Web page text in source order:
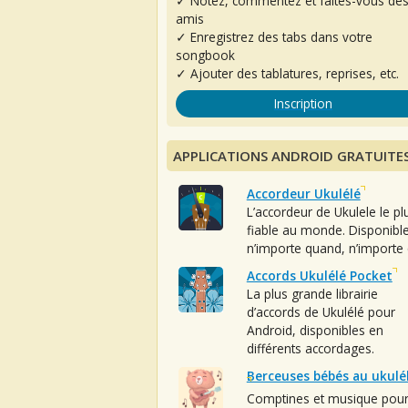
amis
✓ Enregistrez des tabs dans votre
songbook
✓ Ajouter des tablatures, reprises, etc.
Inscription
APPLICATIONS ANDROID
Accordeur Ukulélé
L’accordeur de Ukulele le
fiable au monde. Disponible
n’importe quand, n’importe
Accords Ukulélé Pocket
La plus grande librairie
d’accords de Ukulélé pour
Android, disponibles en
différents accordages.
Berceuses bébés au
Comptines et musique pour